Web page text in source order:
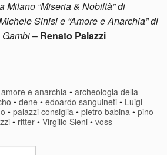
Milano “Miseria & Nobiltà” di
Sinisi e “Amore e Anarchia” di
– Renato Palazzi
amore e anarchia •archeologia della
• dene • edoardo sanguineti • Luigi
• palazzi consiglia • pietro babina • pino
• ritter • Virgilio Sieni • voss